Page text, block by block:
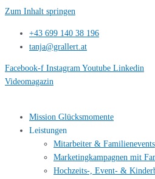
Zum Inhalt springen
+43 699 140 38 196
tanja@grallert.at
Facebook-f Instagram Youtube Linkedin
Videomagazin
Mission Glücksmomente
Leistungen
Mitarbeiter & Familienevents
Marketingkampagnen mit
Hochzeits-, Event- &